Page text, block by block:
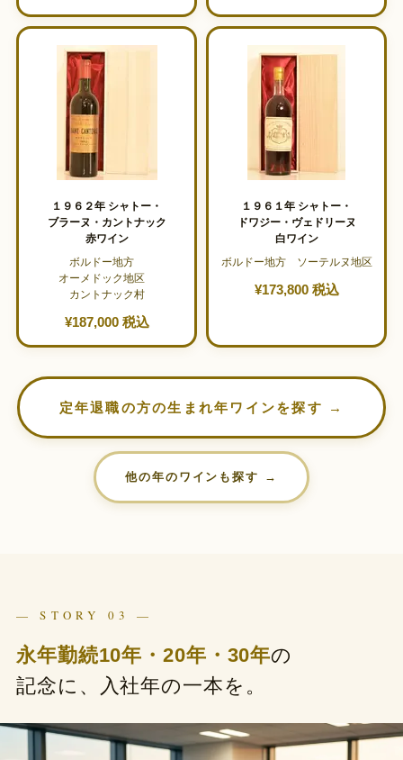
１９６２年 シャトー・
ブラーヌ・カントナック
赤ワイン
ボルドー地方
オーメドック地区
カントナック村
¥187,000 税込
１９６１年 シャトー・
ドワジー・ヴェドリーヌ
白ワイン
ボルドー地方 ソーテルヌ地区
¥173,800 税込
定年退職の方の生まれ年ワインを探す →
他の年のワインも探す →
— STORY 03 —
永年勤続10年・20年・30年の
記念に、入社年の一本を。